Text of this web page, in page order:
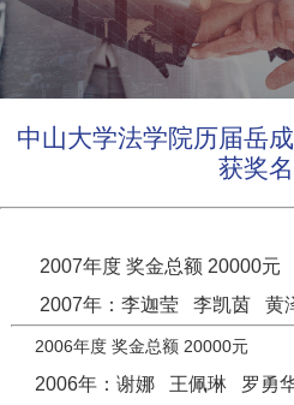
中山大学法学院历届岳
获奖
2007年度 奖金总额 20000元
2007年：李迦莹 李凯茵 黄
2006年度 奖金总额 20000元
2006年：谢娜 王佩琳 罗勇